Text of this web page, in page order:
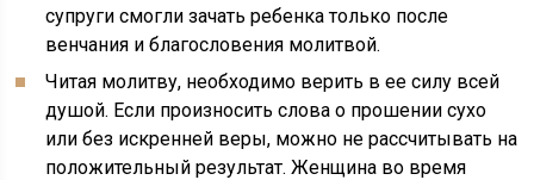
супруги смогли зачать ребенка только после
венчания и благословения молитвой.
Читая молитву, необходимо верить в ее силу всей
душой. Если произносить слова о прошении сухо
или без искренней веры, можно не рассчитывать на
положительный результат. Женщина во время